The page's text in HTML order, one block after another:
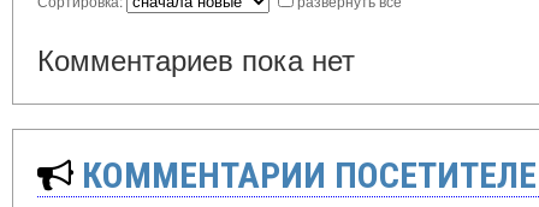
Комментариев пока нет
КОММЕНТАРИИ